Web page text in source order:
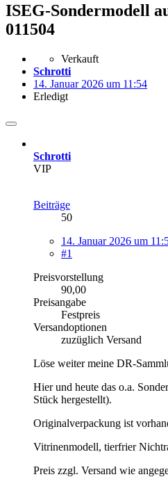
ISEG-Sondermodell
011504
Verkauft
Schrotti
14. Januar 2026 um 11:54
Erledigt
Schrotti
VIP
Beiträge
50
14. Januar 2026 um
#1
Preisvorstellung
90,00
Preisangabe
Festpreis
Versandoptionen
zuzüglich Versand
Löse weiter meine DR-
Hier und heute das o.a.
Stück hergestellt).
Originalverpackung ist
Vitrinenmodell, tierfrier
Preis zzgl. Versand wie